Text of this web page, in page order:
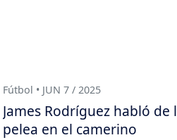
Fútbol • JUN 7 / 2025
James Rodríguez habló de
pelea en el camerino